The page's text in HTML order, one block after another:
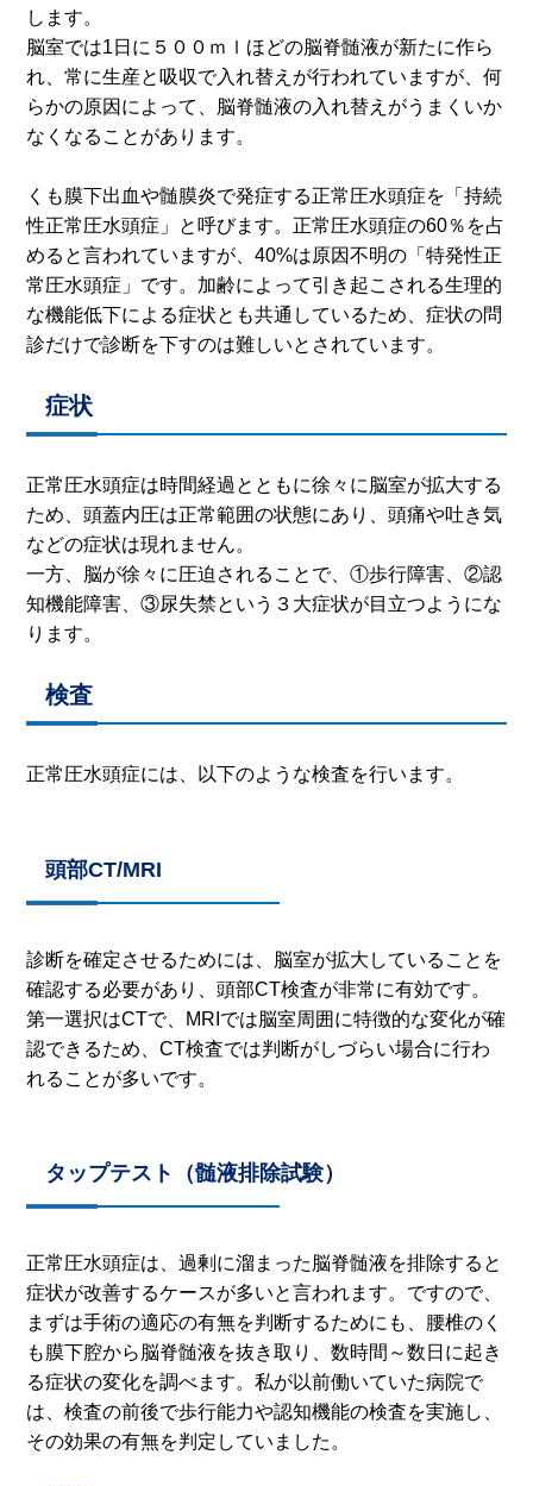
します。
脳室では1 日に５００ｍｌほどの脳脊髄液が新たに作ら
れ、常に生産と吸収で入れ替えが行われていますが、何
らかの原因によって、脳脊髄液の入れ替えがうまくいか
なくなることがあります。
くも膜下出血や髄膜炎で発症する正常圧水頭症を「持続
性正常圧水頭症」と呼びます。正常圧水頭症の60％を占
めると言われていますが、40%は原因不明の「特発性正
常圧水頭症」です。加齢によって引き起こされる生理的
な機能低下による症状とも共通しているため、症状の問
診だけで診断を下すのは難しいとされています。
症状
正常圧水頭症は時間経過とともに徐々に脳室が拡大する
ため、頭蓋内圧は正常範囲の状態にあり、頭痛や吐き気
などの症状は現れません。
一方、脳が徐々に圧迫されることで、①歩行障害、②認
知機能障害、③尿失禁という３大症状が目立つようにな
ります。
検査
正常圧水頭症には、以下のような検査を行います。
頭部CT/MRI
診断を確定させるためには、脳室が拡大していることを
確認する必要があり、頭部CT検査が非常に有効です。
第一選択はCTで、 MRI では脳室周囲に特徴的な変化が確
認できるため、CT検査では判断がしづらい場合に行わ
れることが多いです。
タップテスト（髄液排除試験）
正常圧水頭症は、過剰に溜まった脳脊髄液を排除すると
症状が改善するケースが多いと言われます。ですので、
まずは手術の適応の有無を判断するためにも、腰椎のく
も膜下腔から脳脊髄液を抜き取り、数時間～数日に起き
る症状の変化を調べます。私が以前働いていた病院で
は、検査の前後で歩行能力や認知機能の検査を実施し、
その効果の有無を判定していました。